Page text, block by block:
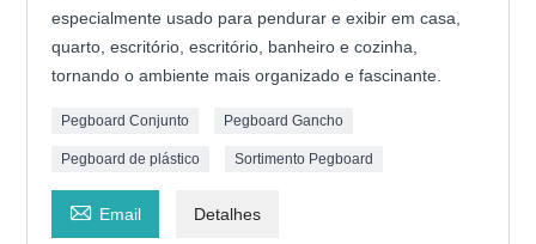
especialmente usado para pendurar e exibir em casa,
quarto, escritório, escritório, banheiro e cozinha,
tornando o ambiente mais organizado e fascinante.
Pegboard Conjunto Pegboard Gancho
Pegboard de plástico Sortimento Pegboard
 Email Detalhes